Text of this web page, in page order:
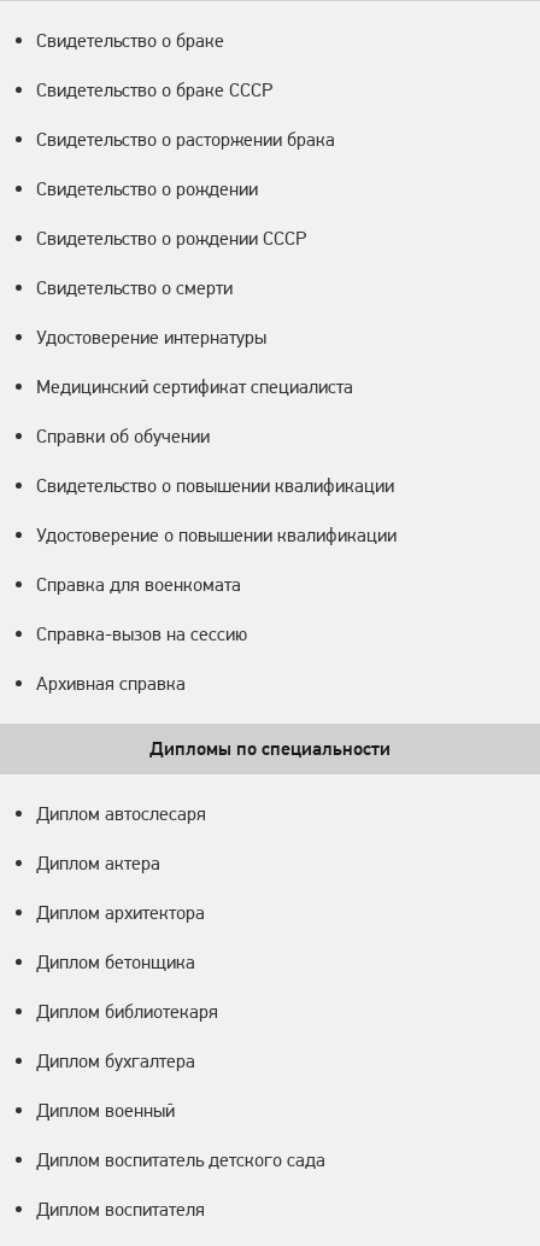
Свидетельство о браке
Свидетельство о браке СССР
Свидетельство о расторжении брака
Свидетельство о рождении
Свидетельство о рождении СССР
Свидетельство о смерти
Удостоверение интернатуры
Медицинский сертификат специалиста
Справки об обучении
Свидетельство о повышении квалификации
Удостоверение о повышении квалификации
Справка для военкомата
Справка-вызов на сессию
Архивная справка
Дипломы по специальности
Диплом автослесаря
Диплом актера
Диплом архитектора
Диплом бетонщика
Диплом библиотекаря
Диплом бухгалтера
Диплом военный
Диплом воспитатель детского сада
Диплом воспитателя